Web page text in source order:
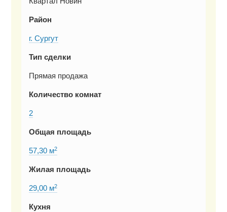
Район
г. Сургут
Тип сделки
Прямая продажа
Количество комнат
2
Общая площадь
57,30 м2
Жилая площадь
29,00 м2
Кухня